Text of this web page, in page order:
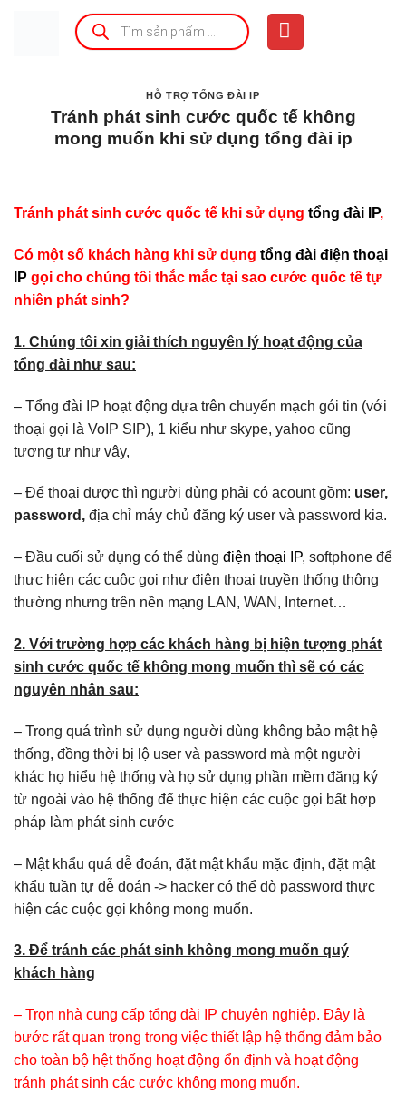
Tìm
kiếm
sản
phẩm
HỖ TRỢ TỔNG ĐÀI IP
Tránh phát sinh cước quốc tế không
mong muốn khi sử dụng tổng đài ip
Tránh phát sinh cước quốc tế khi sử dụng tổng đài IP,
Có một số khách hàng khi sử dụng tổng đài điện thoại
IP gọi cho chúng tôi thắc mắc tại sao cước quốc tế tự
nhiên phát sinh?
1. Chúng tôi xin giải thích nguyên lý hoạt động của
tổng đài như sau:
– Tổng đài IP hoạt động dựa trên chuyển mạch gói tin (với
thoại gọi là VoIP SIP), 1 kiểu như skype, yahoo cũng
tương tự như vậy,
– Để thoại được thì người dùng phải có acount gồm: user,
password, địa chỉ máy chủ đăng ký user và password kia.
– Đầu cuối sử dụng có thể dùng điện thoại IP, softphone để
thực hiện các cuộc gọi như điện thoại truyền thống thông
thường nhưng trên nền mạng LAN, WAN, Internet…
2. Với trường hợp các khách hàng bị hiện tượng phát
sinh cước quốc tế không mong muốn thì sẽ có các
nguyên nhân sau:
– Trong quá trình sử dụng người dùng không bảo mật hệ
thống, đồng thời bị lộ user và password mà một người
khác họ hiểu hệ thống và họ sử dụng phần mềm đăng ký
từ ngoài vào hệ thống để thực hiện các cuộc gọi bất hợp
pháp làm phát sinh cước
– Mật khẩu quá dễ đoán, đặt mật khẩu mặc định, đặt mật
khẩu tuần tự dễ đoán -> hacker có thể dò password thực
hiện các cuộc gọi không mong muốn.
3. Để tránh các phát sinh không mong muốn quý
khách hàng
– Trọn nhà cung cấp tổng đài IP chuyên nghiệp. Đây là
bước rất quan trọng trong việc thiết lập hệ thống đảm bảo
cho toàn bộ hệt thống hoạt động ổn định và hoạt động
tránh phát sinh các cước không mong muốn.